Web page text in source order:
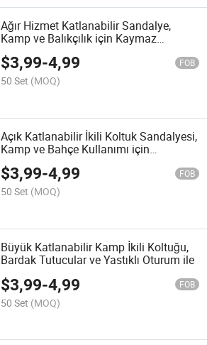
Ağır Hizmet Katlanabilir Sandalye,
Kamp ve Balıkçılık için Kaymaz
Ayaklarla
$3,99-4,99 FOB
50 Set (MOQ)
Açık Katlanabilir İkili Koltuk Sandalyesi,
Kamp ve Bahçe Kullanımı için
Dayanıklı Çerçeve ile
$3,99-4,99 FOB
50 Set (MOQ)
Büyük Katlanabilir Kamp İkili Koltuğu,
Bardak Tutucular ve Yastıklı Oturum ile
$3,99-4,99 FOB
50 Set (MOQ)